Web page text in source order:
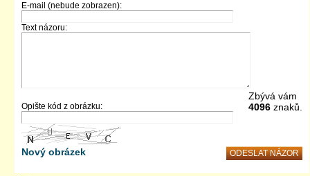
E-mail (nebude zobrazen):
Text názoru:
Zbývá vám
4096 znaků.
Opište kód z obrázku:
Nový obrázek